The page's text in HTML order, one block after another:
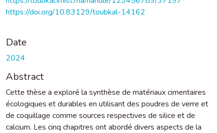
https://doi.org/10.83129/toubkal-14162
Date
2024
Abstract
Cette thèse a exploré la synthèse de matériaux cimentaires
écologiques et durables en utilisant des poudres de verre et
de coquillage comme sources respectives de silice et de
calcium. Les cinq chapitres ont abordé divers aspects de la